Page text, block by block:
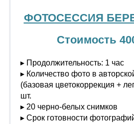
ФОТОСЕССИЯ
Стоимость
▸ Продолжительность: 1 час
▸ Количество фото в
(базовая цветокоррекция +
шт.
▸ 20 черно-белых снимков
▸ Срок готовности